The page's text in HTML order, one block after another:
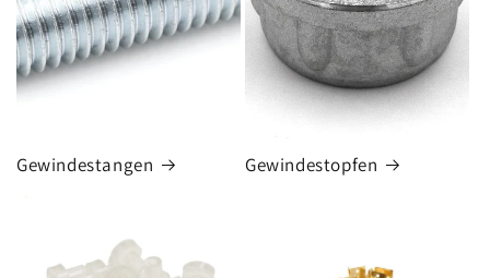
Gewindestangen Gewindestopfen